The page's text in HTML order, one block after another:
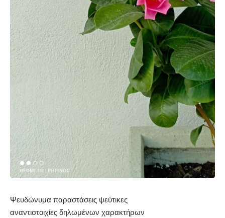
Ψευδώνυμα παραστάσεις ψεύτικες
αναντιστοιχίες δηλωμένων χαρακτήρων